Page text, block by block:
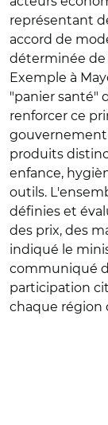
représentant
accord de
déterminée
Exemple à
"panier santé"
renforcer ce
gouvernement
produits
enfance,
outils.
définies et
des prix, des
indiqué le
communiqué
participation
chaque région